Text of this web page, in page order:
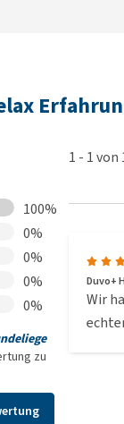
100%
0%
0%
0%
0%
zu
1 - 1von
Duvo+
Wir